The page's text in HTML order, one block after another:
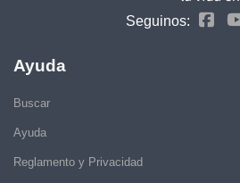
Seguinos:
Ayuda
Buscar
Ayuda
Reglamento y Privacidad